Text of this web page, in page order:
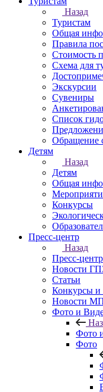
Назад
Туристам
Общая
Правила
Стоимость
Схема для
Экскурсии
Сувениры
Список
Обращение
Детям
Назад
Детям
Общая
Конкурсы
Пресс-центр
Назад
Пресс-центр
Новости
Статьи
Конкурсы и
Новости
Фото и
Фото
Фото